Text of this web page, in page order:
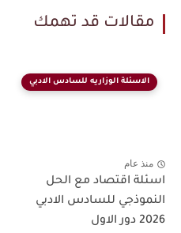
مقالات قد تهمك
الاسئلة الوزاريه للسادس الادبي
منذ عام
اسئلة اقتصاد مع الحل
النموذجي للسادس الادبي
2026 دور الاول